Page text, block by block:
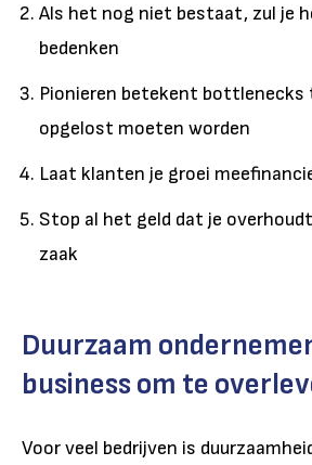
Als het nog niet bestaat, zul je
bedenken
Pionieren betekent bottlenecks
opgelost moeten worden
Laat klanten je groei
Stop al het geld dat je
zaak
Duurzaam
business om te
Voor veel bedrijven is